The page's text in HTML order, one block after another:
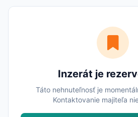
Inzerát je
Táto nehnuteľnosť je
Kontaktovanie majiteľa